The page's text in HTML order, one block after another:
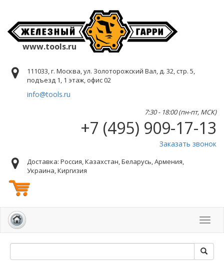
www.tools.ru
111033, г. Москва, ул. Золоторожский Вал, д. 32, стр. 5,
подъезд 1, 1 этаж, офис 02
info@tools.ru
7:30 - 18:00 (пн-пт, МСК)
+7 (495) 909-17-13
Заказать звонок
Доставка: Россия, Казахстан, Беларусь, Армения,
Украина, Киргизия